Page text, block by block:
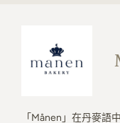
「Månen」在丹麥語